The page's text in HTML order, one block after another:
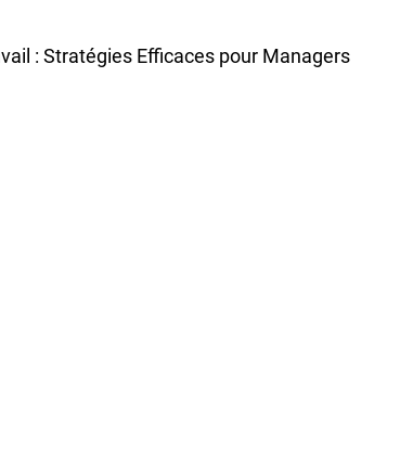
: Stratégies Efficaces pour Managers